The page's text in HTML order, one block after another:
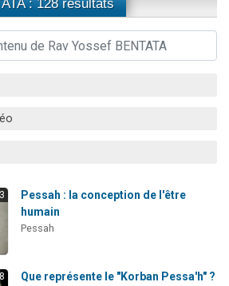
Il reste 49 places pour étudier en groupe sur Zoom
vient de donner son Maasser
2 personnes viennent de nous rejoindre sur WhatsApp
: 128 résultats
Pessah : la conception de l'être
humain
Pessah
Que représente le "Korban Pessa'h" ?